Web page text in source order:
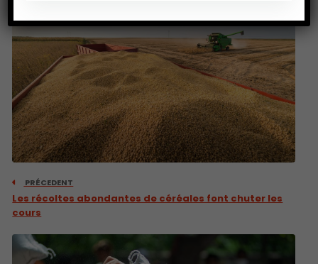
PRÉCEDENT
Les récoltes abondantes de céréales font chuter les
cours